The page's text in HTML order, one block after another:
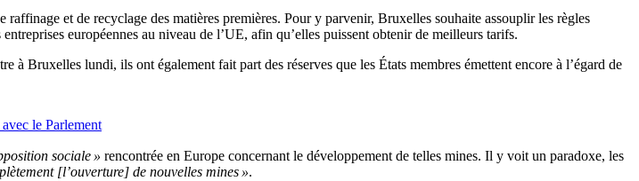
et de recyclage des matières premières. Pour y parvenir, Bruxelles souhaite assouplir les règles
européennes au niveau de l’UE, afin qu’elles puissent obtenir de meilleurs tarifs.
à Bruxelles lundi, ils ont également fait part des réserves que les États membres émettent encore à l’égard de
le Parlement
sociale » rencontrée en Europe concernant le développement de telles mines. Il y voit un paradoxe, les
[l’ouverture] de nouvelles mines ».